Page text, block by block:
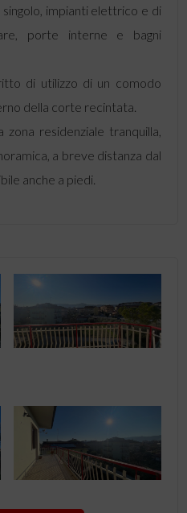
impianti elettrico e di
porte interne e bagni
di utilizzo di un comodo
della corte recintata.
residenziale tranquilla,
a breve distanza dal
anche a piedi.